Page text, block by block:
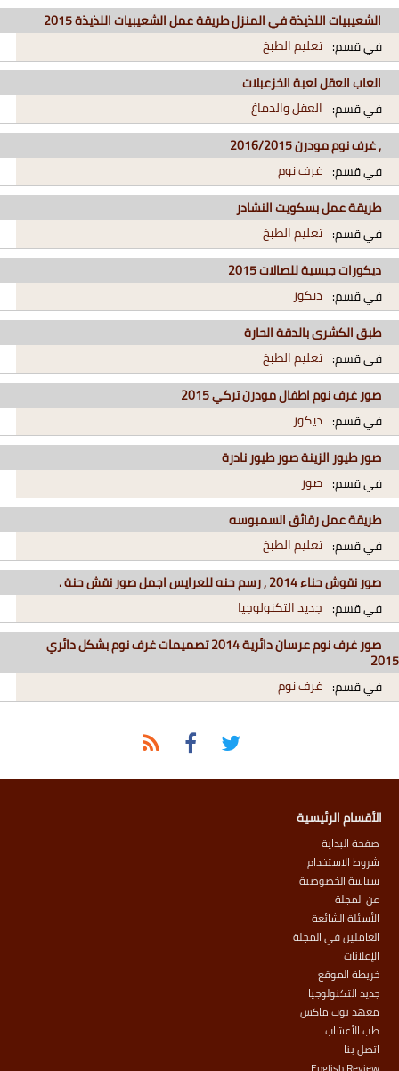
الشعيبيات اللذيذة في المنزل طريقة عمل الشعيبيات اللذيذة 2015
في قسم: تعليم الطبخ
العاب العقل لعبة الخزعبلات
في قسم: العقل والدماغ
, غرف نوم مودرن 2016/2015
في قسم: غرف نوم
طريقة عمل بسكويت النشادر
في قسم: تعليم الطبخ
ديكورات جبسية للصالات 2015
في قسم: ديكور
طبق الكشرى بالدقة الحارة
في قسم: تعليم الطبخ
صور غرف نوم اطفال مودرن تركي 2015
في قسم: ديكور
صور طيور الزينة صور طيور نادرة
في قسم: صور
طريقة عمل رقائق السمبوسه
في قسم: تعليم الطبخ
صور نقوش حناء 2014 , رسم حنه للعرايس اجمل صور نقش حنة .
في قسم: جديد التكنولوجيا
صور غرف نوم عرسان دائرية 2014 تصميمات غرف نوم بشكل دائري
2015
في قسم: غرف نوم
الأقسام الرئيسية
صفحة البداية
شروط الاستخدام
سياسة الخصوصية
عن المجلة
الأسئلة الشائعة
العاملين في المجلة
الإعلانات
خريطة الموقع
جديد التكنولوجيا
معهد توب ماكس
طب الأعشاب
اتصل بنا